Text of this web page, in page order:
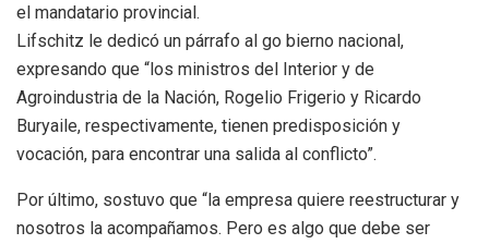
el mandatario provincial.
Lifschitz le dedicó un párrafo al go bierno nacional,
expresando que “los ministros del Interior y de
Agroindustria de la Nación, Rogelio Frigerio y Ricardo
Buryaile, respectivamente, tienen predisposición y
vocación, para encontrar una salida al conflicto”.
Por último, sostuvo que “la empresa quiere reestructurar y
nosotros la acompañamos. Pero es algo que debe ser